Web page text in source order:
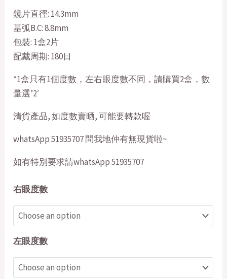
鏡片直徑: 14.3mm
基弧B.C: 8.8mm
包裝: 1盒2片
配戴周期: 180日
*1盒只有1個度數，左右眼度數不同，請購買2盒，數
量選’2′
清貨產品, 如度數賣晒, 可能要轉款喔
whatsApp 51935707 問我地仲有無現貨啦~
如有特別要求請whatsApp 51935707
右眼度數
左眼度數